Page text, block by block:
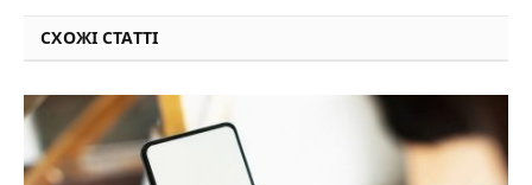
СХОЖІ СТАТТІ